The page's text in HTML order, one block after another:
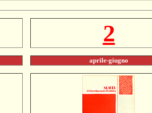
2
aprile-giugno